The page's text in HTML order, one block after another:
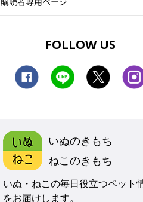
FOLLOW US
いぬのきもち
ねこのきもち
いぬ・ねこの毎日役立つペット
をお届けします。